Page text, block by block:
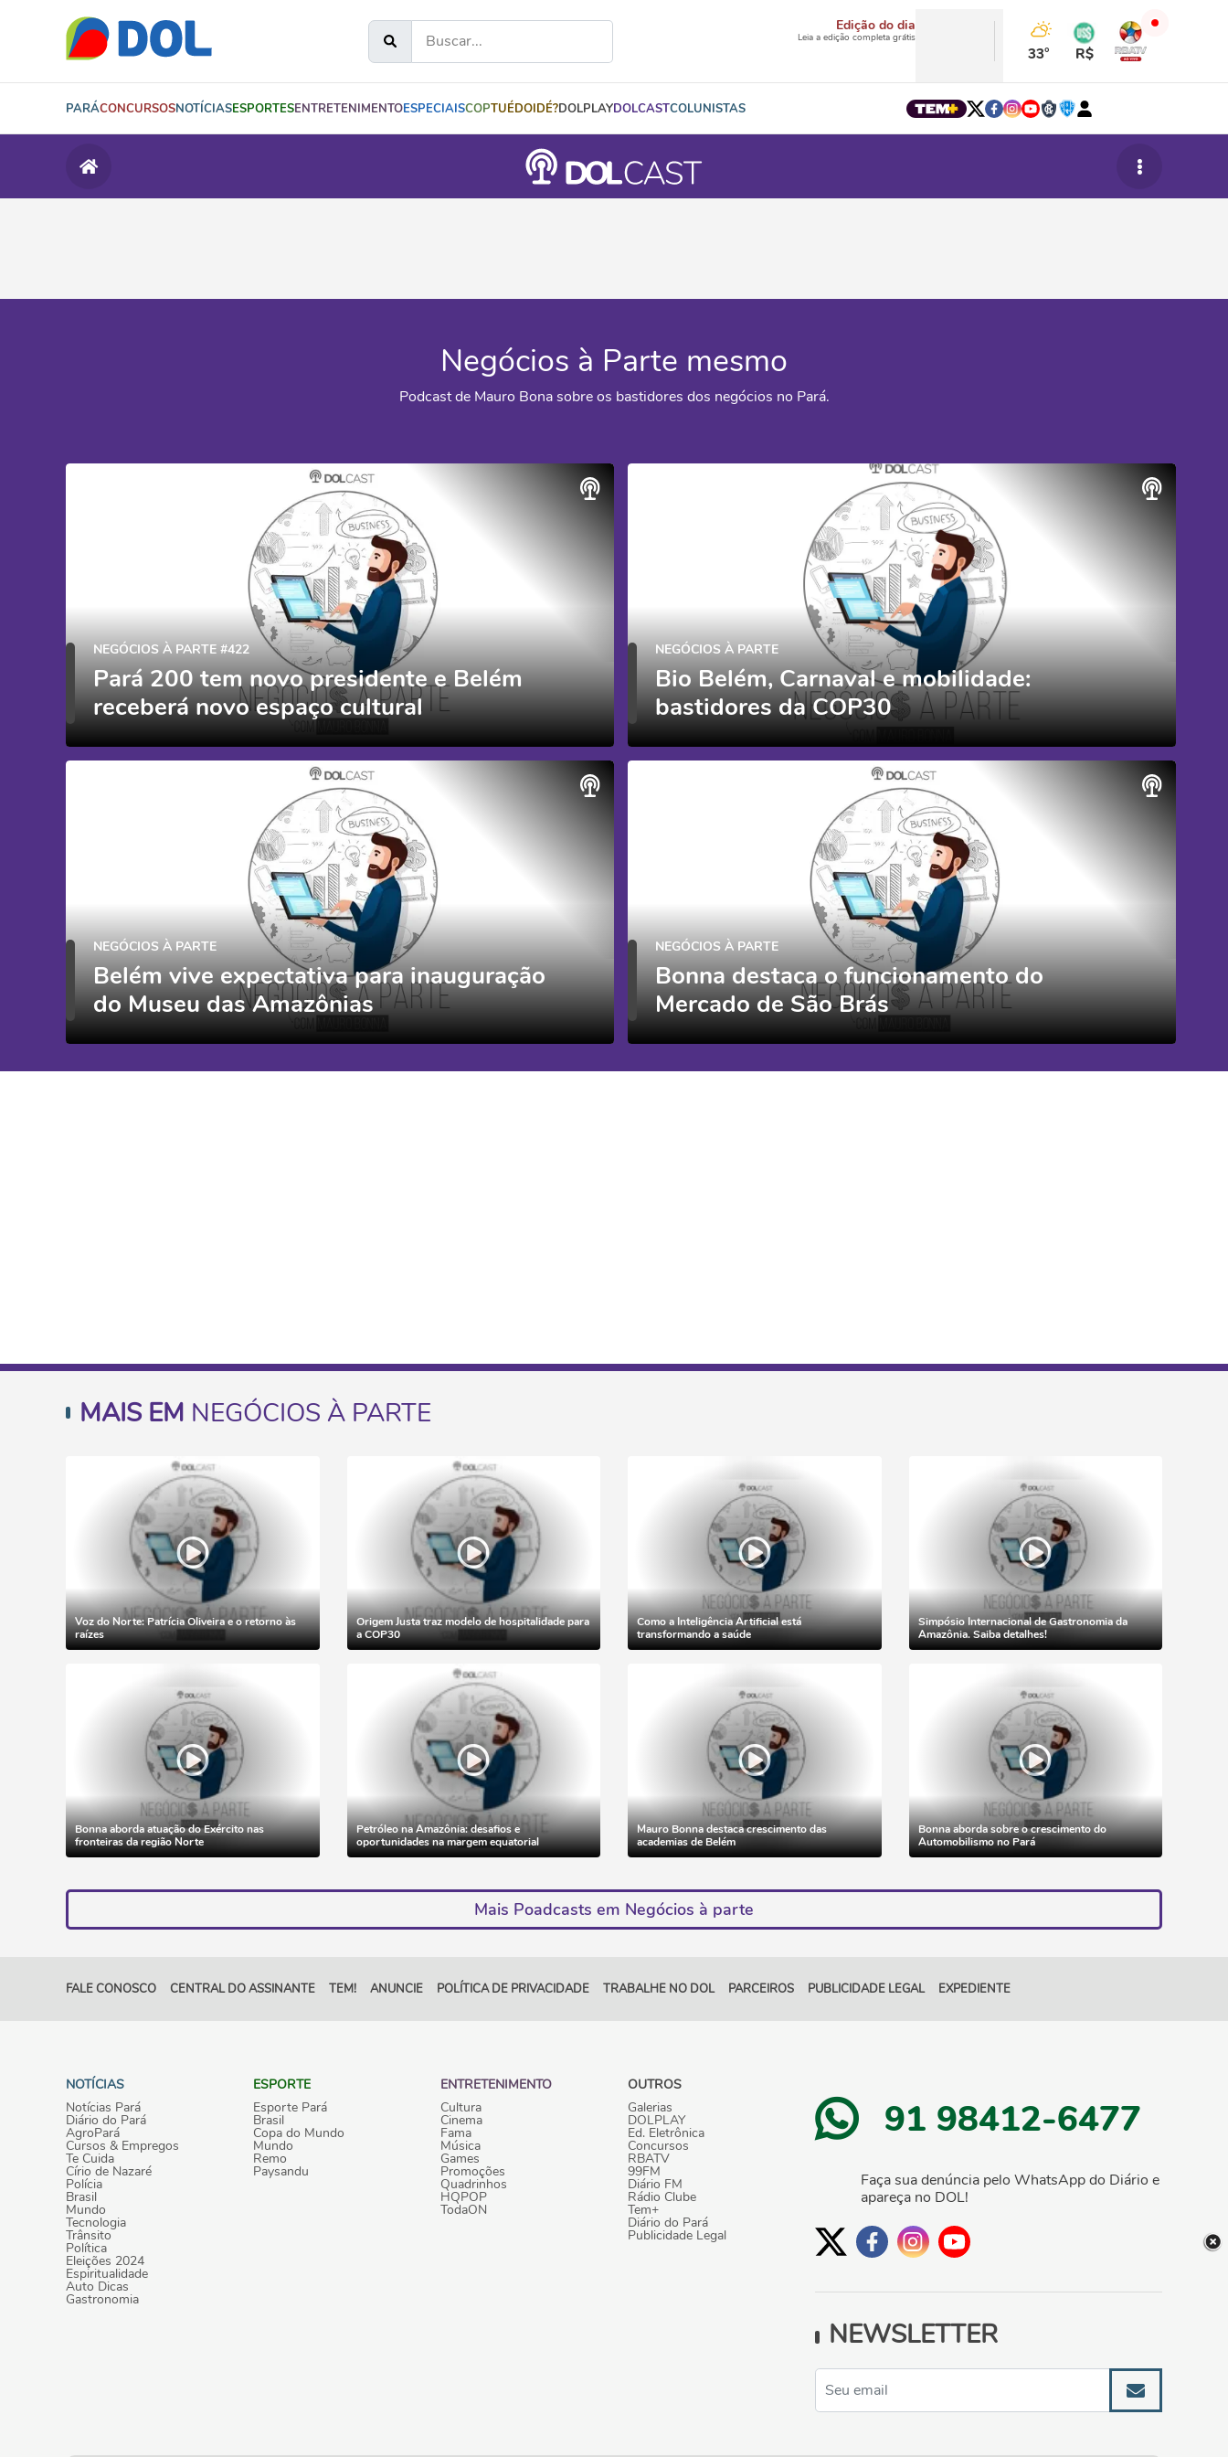
Edição do dia
Leia a edição completa grátis
33° R$
PARÁCONCURSOSNOTÍCIASESPORTESENTRETENIMENTOESPECIAISCOPTUÉDOIDÉ?DOLPLAYDOLCASTCOLUNISTAS
Negócios à Parte mesmo
Podcast de Mauro Bona sobre os bastidores dos negócios no Pará.
NEGÓCIOS À PARTE #422
Pará 200 tem novo presidente e Belém
receberá novo espaço cultural
NEGÓCIOS À PARTE
Bio Belém, Carnaval e mobilidade:
bastidores da COP30
NEGÓCIOS À PARTE
Belém vive expectativa para inauguração
do Museu das Amazônias
NEGÓCIOS À PARTE
Bonna destaca o funcionamento do
Mercado de São Brás
MAIS EM NEGÓCIOS À PARTE
Voz do Norte: Patrícia Oliveira e o retorno às
raízes
Origem Justa traz modelo de hospitalidade para
a COP30
Como a Inteligência Artificial está
transformando a saúde
Simpósio Internacional de Gastronomia da
Amazônia. Saiba detalhes!
Bonna aborda atuação do Exército nas
fronteiras da região Norte
Petróleo na Amazônia: desafios e
oportunidades na margem equatorial
Mauro Bonna destaca crescimento das
academias de Belém
Bonna aborda sobre o crescimento do
Automobilismo no Pará
Mais Poadcasts em Negócios à parte
FALE CONOSCO CENTRAL DO ASSINANTE TEM! ANUNCIE POLÍTICA DE PRIVACIDADE TRABALHE NO DOL PARCEIROS PUBLICIDADE LEGAL EXPEDIENTE
NOTÍCIAS
Notícias Pará
Diário do Pará
AgroPará
Cursos & Empregos
Te Cuida
Círio de Nazaré
Polícia
Brasil
Mundo
Tecnologia
Trânsito
Política
Eleições 2024
Espiritualidade
Auto Dicas
Gastronomia
ESPORTE
Esporte Pará
Brasil
Copa do Mundo
Mundo
Remo
Paysandu
ENTRETENIMENTO
Cultura
Cinema
Fama
Música
Games
Promoções
Quadrinhos
HQPOP
TodaON
OUTROS
Galerias
DOLPLAY
Ed. Eletrônica
Concursos
RBATV
99FM
Diário FM
Rádio Clube
Tem+
Diário do Pará
Publicidade Legal
91 98412-6477
Faça sua denúncia pelo WhatsApp do Diário e
apareça no DOL!
NEWSLETTER